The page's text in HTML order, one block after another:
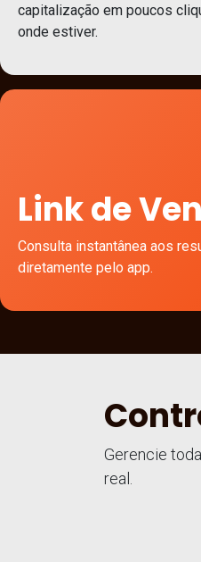
capitalização em poucos
onde estiver.
Link de
Consulta instantânea aos
diretamente pelo app.
Gerencie
real.